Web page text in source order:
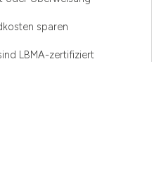
sparen
LBMA-zertifiziert